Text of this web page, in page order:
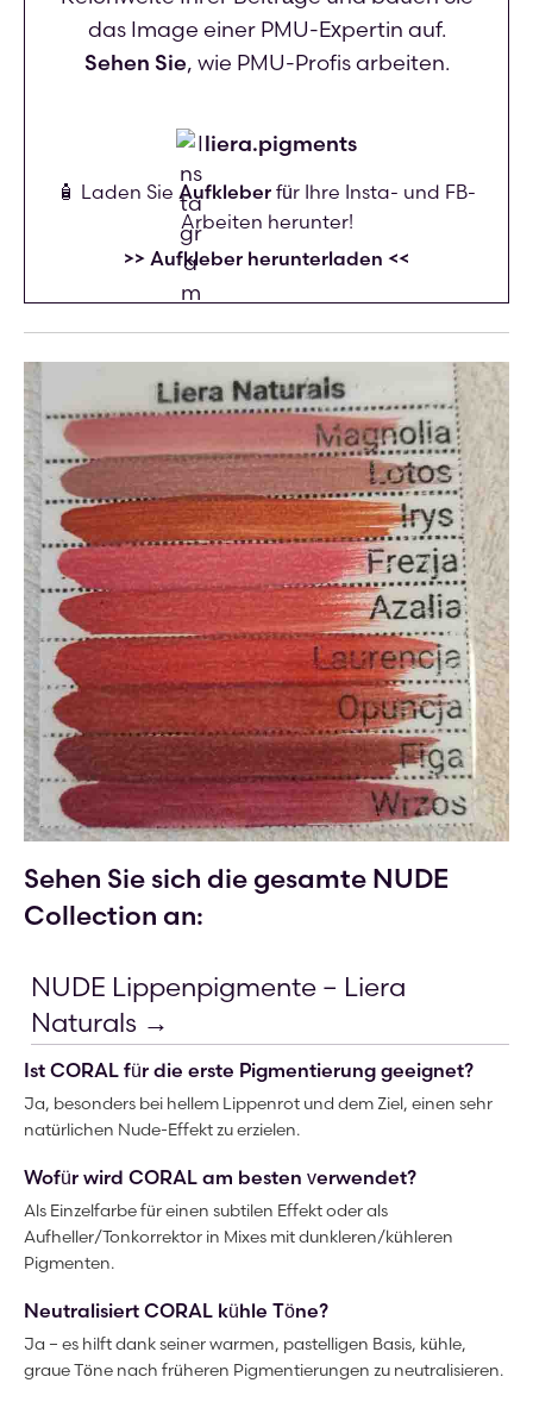
das Image einer PMU-Expertin auf.
Sehen Sie, wie PMU-Profis arbeiten.
liera.pigments
🧴 Laden Sie Aufkleber für Ihre Insta- und FB-
Arbeiten herunter!
>> Aufkleber herunterladen <<
Sehen Sie sich die gesamte NUDE
Collection an:
NUDE Lippenpigmente – Liera
Naturals →
Ist CORAL für die erste Pigmentierung geeignet?
Ja, besonders bei hellem Lippenrot und dem Ziel, einen sehr
natürlichen Nude-Effekt zu erzielen.
Wofür wird CORAL am besten verwendet?
Als Einzelfarbe für einen subtilen Effekt oder als
Aufheller/Tonkorrektor in Mixes mit dunkleren/kühleren
Pigmenten.
Neutralisiert CORAL kühle Töne?
Ja – es hilft dank seiner warmen, pastelligen Basis, kühle,
graue Töne nach früheren Pigmentierungen zu neutralisieren.